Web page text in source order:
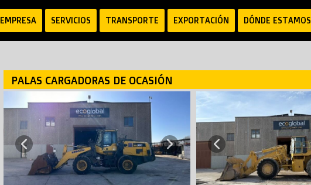
EMPRESA SERVICIOS TRANSPORTE EXPORTACIÓN DÓNDE ESTAMOS
PALAS CARGADORAS DE OCASIÓN
Previous Next Previous